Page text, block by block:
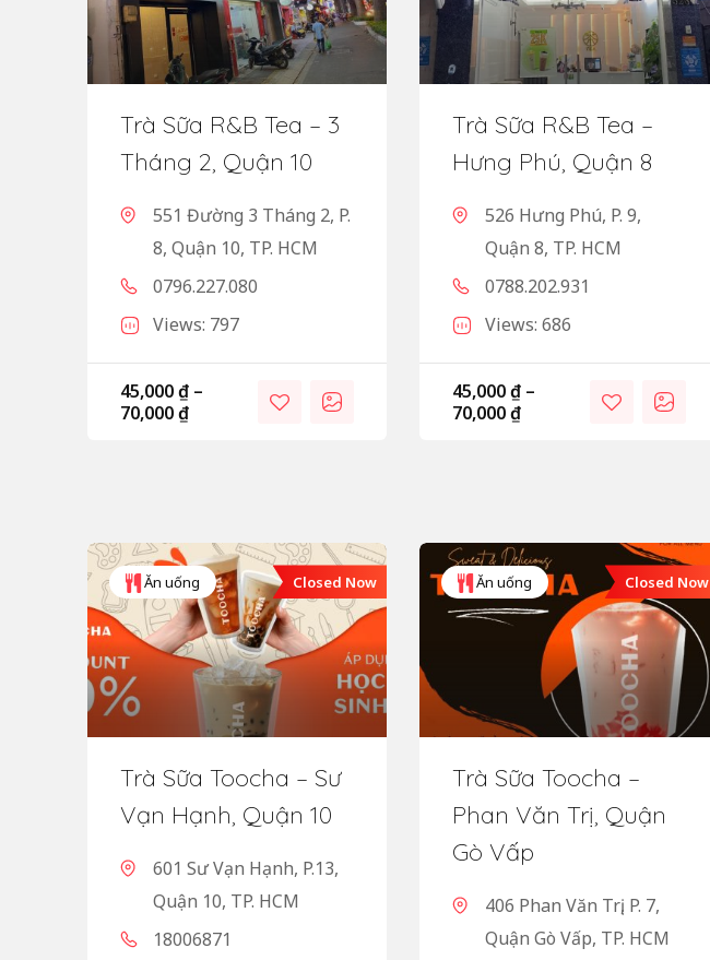
Trà Sữa R&B Tea – 3
Tháng 2, Quận 10
551 Đường 3 Tháng 2, P.
8, Quận 10, TP. HCM
0796.227.080
Views: 797
45,000₫ –
70,000₫
Trà Sữa R&B Tea –
Hưng Phú, Quận 8
526 Hưng Phú, P. 9,
Quận 8, TP. HCM
0788.202.931
Views: 686
45,000₫ –
70,000₫
Ăn uống Closed Now
Trà Sữa Toocha – Sư
Vạn Hạnh, Quận 10
601 Sư Vạn Hạnh, P.13,
Quận 10, TP. HCM
18006871
Ăn uống Closed Now
Trà Sữa Toocha –
Phan Văn Trị, Quận
Gò Vấp
406 Phan Văn Trị, P. 7,
Quận Gò Vấp, TP. HCM